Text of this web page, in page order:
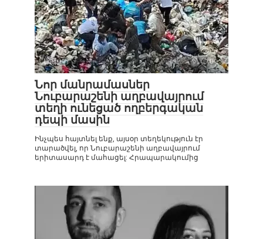
Լուրեր 0
Նոր մանրամասներ
Նուբարաշենի աղբավայրում
տեղի ունեցած ողբերգական
դեպի մասին
Ինչպես հայտնել ենք, այսօր տեղեկություն էր
տարածվել, որ Նուբարաշենի աղբավայրում
երիտասարդ է մահացել: Հրապարակումից